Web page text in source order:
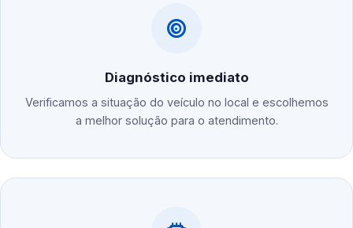
Diagnóstico imediato
Verificamos a situação do veículo no local e escolhemos
a melhor solução para o atendimento.